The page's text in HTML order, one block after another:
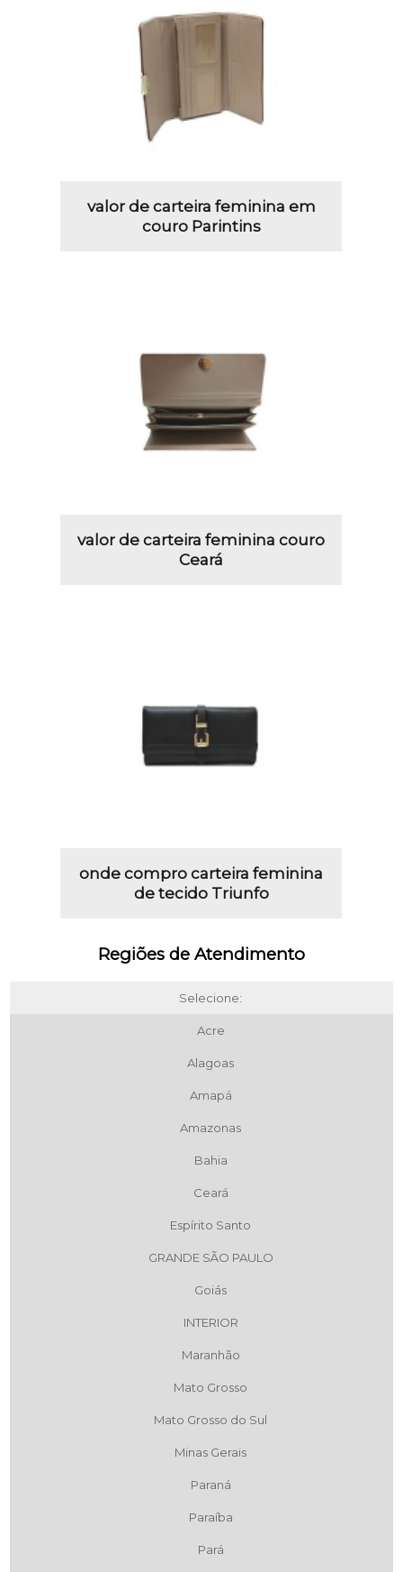
valor de carteira feminina em
couro Parintins
valor de carteira feminina couro
Ceará
onde compro carteira feminina
de tecido Triunfo
Regiões de Atendimento
Selecione:
Acre
Alagoas
Amapá
Amazonas
Bahia
Ceará
Espírito Santo
GRANDE SÃO PAULO
Goiás
INTERIOR
Maranhão
Mato Grosso
Mato Grosso do Sul
Minas Gerais
Paraná
Paraíba
Pará